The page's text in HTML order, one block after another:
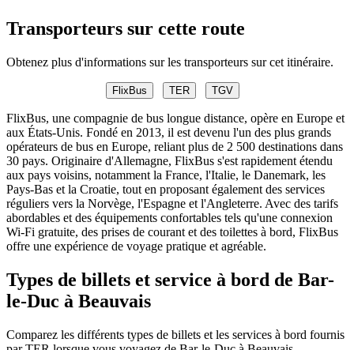
Transporteurs sur cette route
Obtenez plus d'informations sur les transporteurs sur cet itinéraire.
FlixBus TER TGV
FlixBus, une compagnie de bus longue distance, opère en Europe et
aux États-Unis. Fondé en 2013, il est devenu l'un des plus grands
opérateurs de bus en Europe, reliant plus de 2 500 destinations dans
30 pays. Originaire d'Allemagne, FlixBus s'est rapidement étendu
aux pays voisins, notamment la France, l'Italie, le Danemark, les
Pays-Bas et la Croatie, tout en proposant également des services
réguliers vers la Norvège, l'Espagne et l'Angleterre. Avec des tarifs
abordables et des équipements confortables tels qu'une connexion
Wi-Fi gratuite, des prises de courant et des toilettes à bord, FlixBus
offre une expérience de voyage pratique et agréable.
Types de billets et service à bord de Bar-
le-Duc à Beauvais
Comparez les différents types de billets et les services à bord fournis